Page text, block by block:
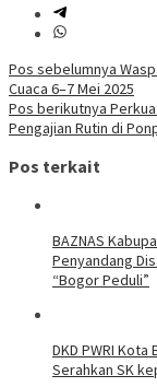
Navigasi
pos
Pos sebelumnya
Cuaca 6–7 Mei 2025
Pos berikutnya
Pengajian Rutin di
Pos terkait
BAZNAS
Penyandang
“Bogor Peduli”
DKD PWRI
Serahkan SK